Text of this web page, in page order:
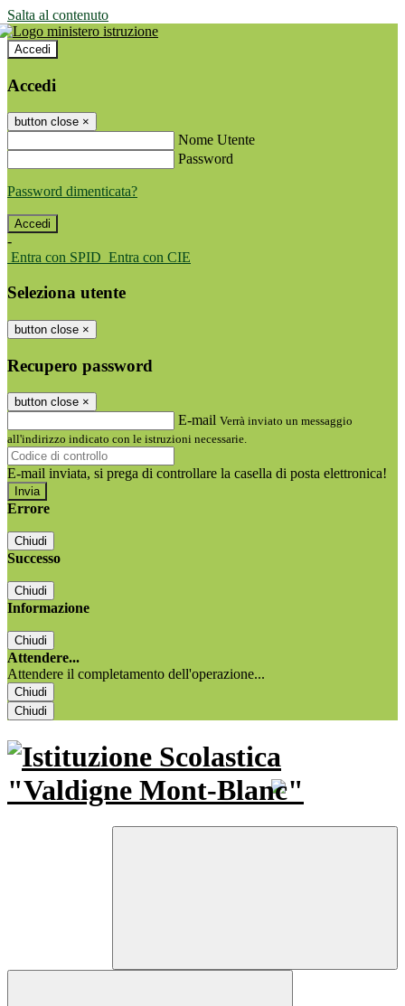
Salta al contenuto
Accedi
Accedi
button close ×
Nome Utente
Password
Password dimenticata?
-
Entra con SPID Entra con CIE
Seleziona utente
button close ×
Recupero password
button close ×
E-mail Verrà inviato un messaggio
all'indirizzo indicato con le istruzioni necessarie.
E-mail inviata, si prega di controllare la casella di posta elettronica!
Errore
Chiudi
Successo
Chiudi
Informazione
Chiudi
Attendere...
Attendere il completamento dell'operazione...
Chiudi
Chiudi